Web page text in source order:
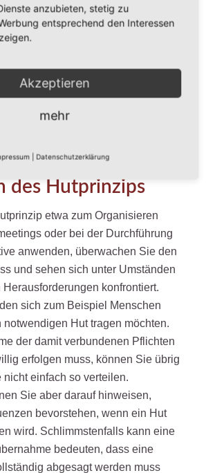
Sie hier Hilfestellungen
die Frage stellen, ob der Hut
getragen werden kann, wenn
ist es auch möglich, den Hut
abzugeben, sofern sich diese
erklärt.
beim
des Hutprinzips
etwa zum Organisieren
oder bei der Durchführung
anwenden, überwachen Sie den
und sehen sich unter Umständen
konfrontiert.
sich zum Beispiel Menschen
Hut tragen möchten.
der damit verbundenen Pflichten
erfolgen muss, können Sie übrig
einfach so verteilen.
Sie aber darauf hinweisen,
bevorstehen, wenn ein Hut
wird. Schlimmstenfalls kann eine
bedeuten, dass eine
abgesagt werden muss
anzubieten, stetig zu
entsprechend den Interessen
Akzeptieren
mehr
Datenschutzerklärung